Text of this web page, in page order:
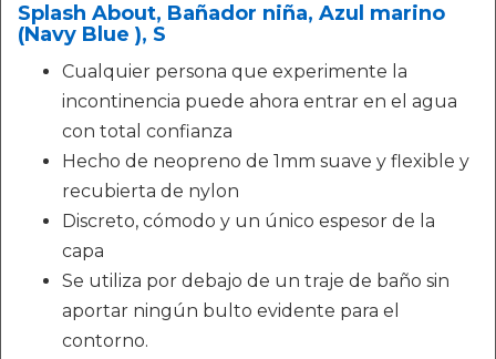
Splash About, Bañador niña, Azul marino
(Navy Blue ), S
Cualquier persona que experimente la
incontinencia puede ahora entrar en el agua
con total confianza
Hecho de neopreno de 1mm suave y flexible y
recubierta de nylon
Discreto, cómodo y un único espesor de la
capa
Se utiliza por debajo de un traje de baño sin
aportar ningún bulto evidente para el
contorno.